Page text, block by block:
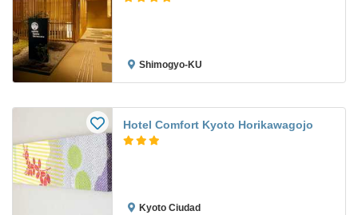
Shimogyo-KU
Hotel Comfort Kyoto Horikawagojo
Kyoto Ciudad